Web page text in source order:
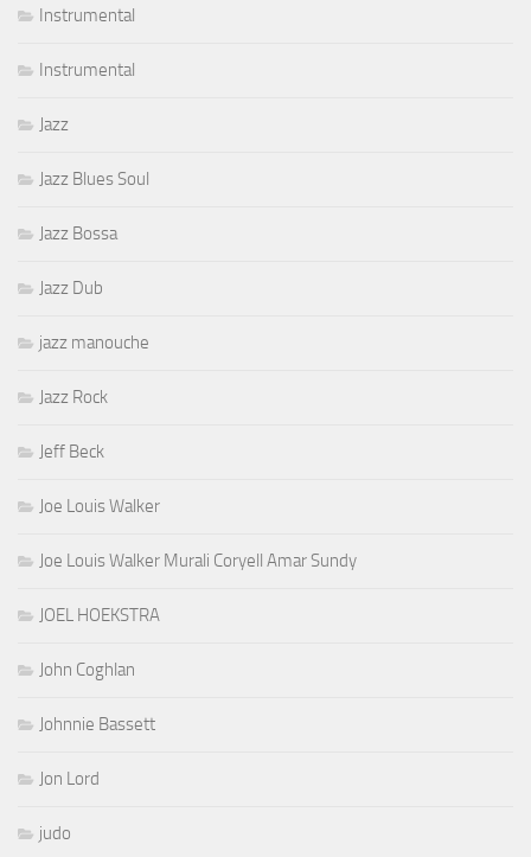
Instrumental
Instrumental
Jazz
Jazz Blues Soul
Jazz Bossa
Jazz Dub
jazz manouche
Jazz Rock
Jeff Beck
Joe Louis Walker
Joe Louis Walker Murali Coryell Amar Sundy
JOEL HOEKSTRA
John Coghlan
Johnnie Bassett
Jon Lord
judo